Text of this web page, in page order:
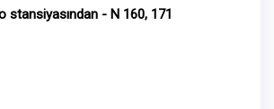
stansiyasından - N 160, 171